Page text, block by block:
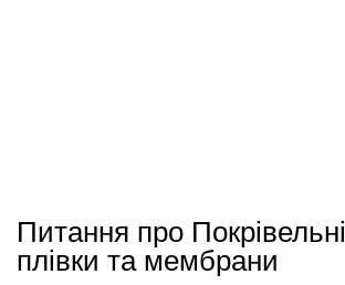
Питання про Покрівельні
плівки та мембрани